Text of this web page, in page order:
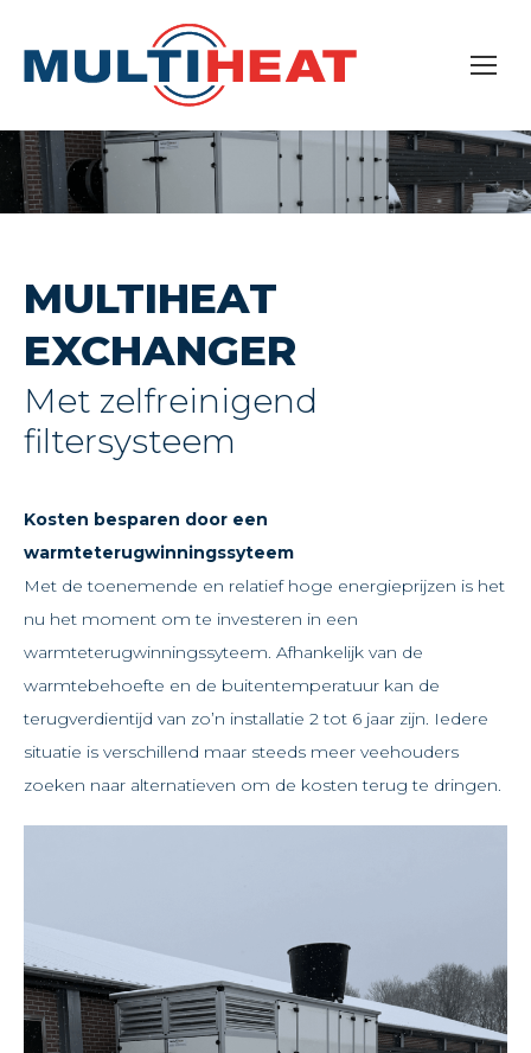
MULTIHEAT
EXCHANGER
Met zelfreinigend
filtersysteem
Kosten besparen door een
warmteterugwinningssyteem
Met de toenemende en relatief hoge energieprijzen is het
nu het moment om te investeren in een
warmteterugwinningssyteem. Afhankelijk van de
warmtebehoefte en de buitentemperatuur kan de
terugverdientijd van zo’n installatie 2 tot 6 jaar zijn. Iedere
situatie is verschillend maar steeds meer veehouders
zoeken naar alternatieven om de kosten terug te dringen.